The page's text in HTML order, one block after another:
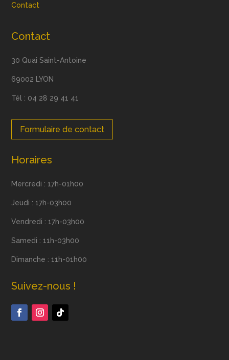
Contact
Contact
30 Quai Saint-Antoine
69002 LYON
Tél : 04 28 29 41 41
Formulaire de contact
Horaires
Mercredi : 17h-01h00
Jeudi : 17h-03h00
Vendredi : 17h-03h00
Samedi : 11h-03h00
Dimanche : 11h-01h00
Suivez-nous !